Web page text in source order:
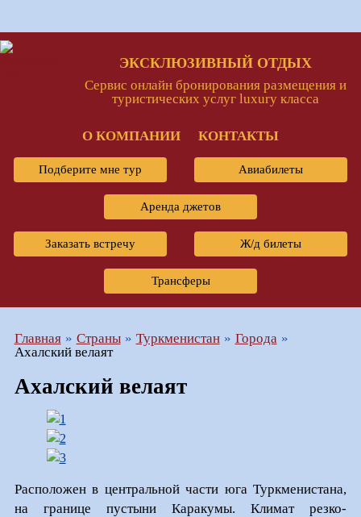
ЭКСКЛЮЗИВНЫЙ ОТДЫХ
Сервис онлайн бронирования размещения и
туристических услуг luxury класса
О КОМПАНИИ КОНТАКТЫ
Подберите мне тур Авиабилеты
Аренда джетов
Заказать встречу Ж/д билеты
Трансферы
Главная Страны Туркменистан
Города
Ахалский велаят
Ахалский велаят
Расположен в центральной части юга Туркменистана,
на границе пустыни Каракумы. Климат резко-